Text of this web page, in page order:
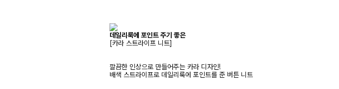
데일리룩에 포인트 주기 좋은
[카라 스트라이프 니트]
깔끔한 인상으로 만들어주는 카라 디자인!
배색 스트라이프로 데일리룩에 포인트를 준 버튼 니트